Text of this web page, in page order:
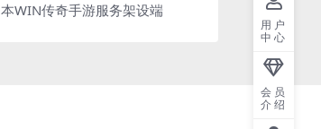
本WIN传奇手游服务架设端
用户
中心
会员
介绍